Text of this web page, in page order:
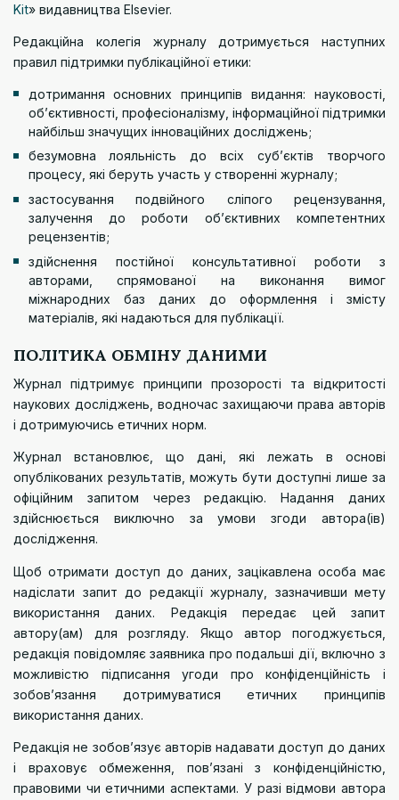
Kit» видавництва Elsevier.
Редакційна колегія журналу дотримується наступних
правил підтримки публікаційної етики:
дотримання основних принципів видання: науковості,
об’єктивності, професіоналізму, інформаційної підтримки
найбільш значущих інноваційних досліджень;
безумовна лояльність до всіх суб’єктів творчого
процесу, які беруть участь у створенні журналу;
застосування подвійного сліпого рецензування,
залучення до роботи об’єктивних компетентних
рецензентів;
здійснення постійної консультативної роботи з
авторами, спрямованої на виконання вимог
міжнародних баз даних до оформлення і змісту
матеріалів, які надаються для публікації.
ПОЛІТИКА ОБМІНУ ДАНИМИ
Журнал підтримує принципи прозорості та відкритості
наукових досліджень, водночас захищаючи права авторів
і дотримуючись етичних норм.
Журнал встановлює, що дані, які лежать в основі
опублікованих результатів, можуть бути доступні лише за
офіційним запитом через редакцію. Надання даних
здійснюється виключно за умови згоди автора(ів)
дослідження.
Щоб отримати доступ до даних, зацікавлена особа має
надіслати запит до редакції журналу, зазначивши мету
використання даних. Редакція передає цей запит
автору(ам) для розгляду. Якщо автор погоджується,
редакція повідомляє заявника про подальші дії, включно з
можливістю підписання угоди про конфіденційність і
зобов’язання дотримуватися етичних принципів
використання даних.
Редакція не зобов’язує авторів надавати доступ до даних
і враховує обмеження, пов’язані з конфіденційністю,
правовими чи етичними аспектами. У разі відмови автора